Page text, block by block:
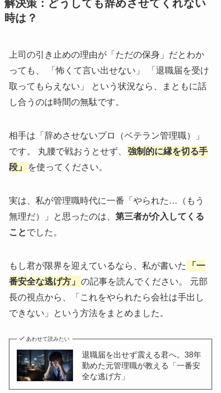
解決策：どうしても辞めさせてくれない
時は？
上司の引き止めの理由が「ただの保身」だとわか
っても、 「怖くて言い出せない」 「退職届を受け
取ってもらえない」 という状況なら、まともに話
し合うのは時間の無駄です。
相手は「辞めさせないプロ（ベテラン管理職）」
です。 丸腰で戦おうとせず、 強制的に縁を切る手
段」を使ってください。
実は、私が管理職時代に一番「やられた…（もう
無理だ）」と思ったのは、 第三者が介入してくる
こと でした。
もし君が限界を迎えているなら、私が書いた「一
番安全な逃げ方」の記事を読んでください。 元部
長の視点から、「これをやられたら会社は手出し
できない」という方法をまとめました。
あわせて読みたい
退職届を出せず震える君へ。38年
勤めた元管理職が教える「一番安
全な逃げ方」